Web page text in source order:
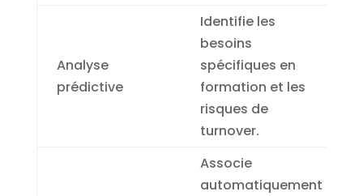
Analyse
prédictive
Identifie les
besoins
spécifiques en
formation et les
risques de
turnover.
Associe
automatiquement